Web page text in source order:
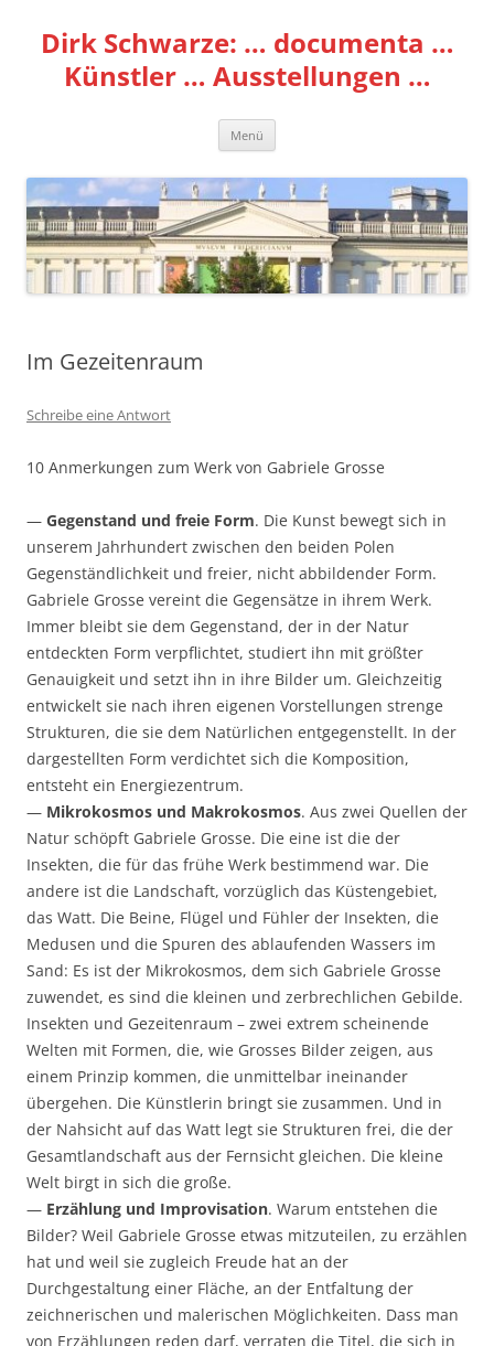
springen
Dirk Schwarze: … documenta …
Künstler … Ausstellungen …
Menü
Im Gezeitenraum
Schreibe eine Antwort
10 Anmerkungen zum Werk von Gabriele Grosse
— Gegenstand und freie Form. Die Kunst bewegt sich in
unserem Jahrhundert zwischen den beiden Polen
Gegenständlichkeit und freier, nicht abbildender Form.
Gabriele Grosse vereint die Gegensätze in ihrem Werk.
Immer bleibt sie dem Gegenstand, der in der Natur
entdeckten Form verpflichtet, studiert ihn mit größter
Genauigkeit und setzt ihn in ihre Bilder um. Gleichzeitig
entwickelt sie nach ihren eigenen Vorstellungen strenge
Strukturen, die sie dem Natürlichen entgegenstellt. In der
dargestellten Form verdichtet sich die Komposition,
entsteht ein Energiezentrum.
— Mikrokosmos und Makrokosmos. Aus zwei Quellen der
Natur schöpft Gabriele Grosse. Die eine ist die der
Insekten, die für das frühe Werk bestimmend war. Die
andere ist die Landschaft, vorzüglich das Küstengebiet,
das Watt. Die Beine, Flügel und Fühler der Insekten, die
Medusen und die Spuren des ablaufenden Wassers im
Sand: Es ist der Mikrokosmos, dem sich Gabriele Grosse
zuwendet, es sind die kleinen und zerbrechlichen Gebilde.
Insekten und Gezeitenraum – zwei extrem scheinende
Welten mit Formen, die, wie Grosses Bilder zeigen, aus
einem Prinzip kommen, die unmittelbar ineinander
übergehen. Die Künstlerin bringt sie zusammen. Und in
der Nahsicht auf das Watt legt sie Strukturen frei, die der
Gesamtlandschaft aus der Fernsicht gleichen. Die kleine
Welt birgt in sich die große.
— Erzählung und Improvisation. Warum entstehen die
Bilder? Weil Gabriele Grosse etwas mitzuteilen, zu erzählen
hat und weil sie zugleich Freude hat an der
Durchgestaltung einer Fläche, an der Entfaltung der
zeichnerischen und malerischen Möglichkeiten. Dass man
von Erzählungen reden darf, verraten die Titel, die sich in